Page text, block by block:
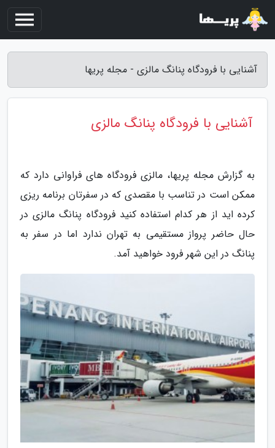
آشنایی با فرودگاه پنانگ مالزی - مجله پریها
آشنایی با فرودگاه پنانگ مالزی
به گزارش مجله پریها، مالزی فرودگاه های فراوانی دارد که
ممکن است در تناسب با مقصدی که در سفرتان برنامه ریزی
کرده اید از هر کدام استفاده کنید فرودگاه پنانگ مالزی در
حال حاضر پرواز مستقیمی به تهران ندارد اما در سفر به
پنانگ در این شهر فرود خواهید آمد.